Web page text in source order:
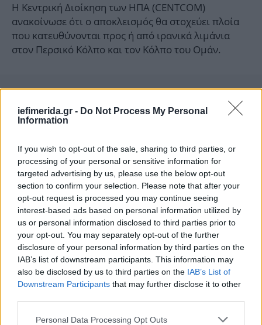
iefimerida.gr - Do Not Process My Personal
Information
If you wish to opt-out of the sale, sharing to third parties, or
processing of your personal or sensitive information for
targeted advertising by us, please use the below opt-out
section to confirm your selection. Please note that after your
opt-out request is processed you may continue seeing
interest-based ads based on personal information utilized by
us or personal information disclosed to third parties prior to
your opt-out. You may separately opt-out of the further
disclosure of your personal information by third parties on the
IAB’s list of downstream participants. This information may
also be disclosed by us to third parties on the IAB’s List of
Downstream Participants that may further disclose it to other
Please note that this website/app uses one or more Google
Personal Data Processing Opt Outs
Η Κεντρική Διοίκηση των ΗΠΑ (CENTCOM)
ανακοίνωσε ότι ο αποκλεισμός θα στοχεύει πλοία
που κατευθύνονται προς ή από ιρανικά λιμάνια
στον Περσικό Κόλπο και τον Κόλπο του Ομάν.